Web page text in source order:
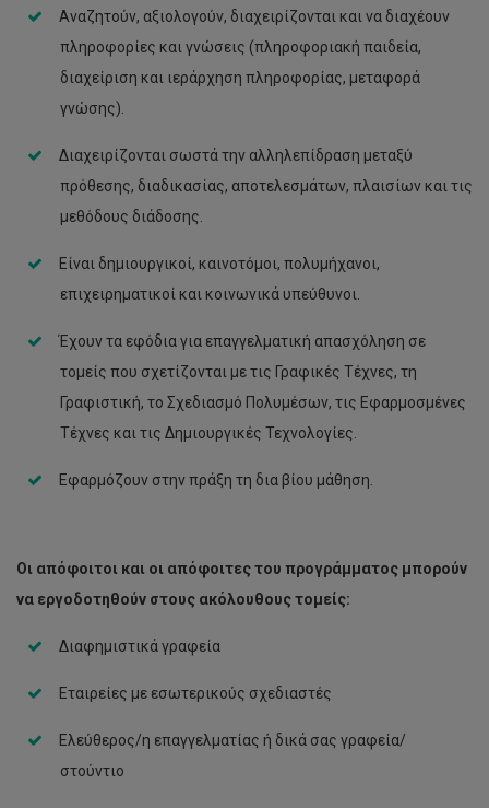
Αναζητούν, αξιολογούν, διαχειρίζονται και να διαχέουν
πληροφορίες και γνώσεις (πληροφοριακή παιδεία,
διαχείριση και ιεράρχηση πληροφορίας, μεταφορά
γνώσης).
Διαχειρίζονται σωστά την αλληλεπίδραση μεταξύ
πρόθεσης, διαδικασίας, αποτελεσμάτων, πλαισίων και τις
μεθόδους διάδοσης.
Είναι δημιουργικοί, καινοτόμοι, πολυμήχανοι,
επιχειρηματικοί και κοινωνικά υπεύθυνοι.
Έχουν τα εφόδια για επαγγελματική απασχόληση σε
τομείς που σχετίζονται με τις Γραφικές Τέχνες, τη
Γραφιστική, το Σχεδιασμό Πολυμέσων, τις Εφαρμοσμένες
Τέχνες και τις Δημιουργικές Τεχνολογίες.
Εφαρμόζουν στην πράξη τη δια βίου μάθηση.
Οι απόφοιτοι και οι απόφοιτες του προγράμματος μπορούν
να εργοδοτηθούν στους ακόλουθους τομείς:
Διαφημιστικά γραφεία
Εταιρείες με εσωτερικούς σχεδιαστές
Ελεύθερος/η επαγγελματίας ή δικά σας γραφεία/
στούντιο